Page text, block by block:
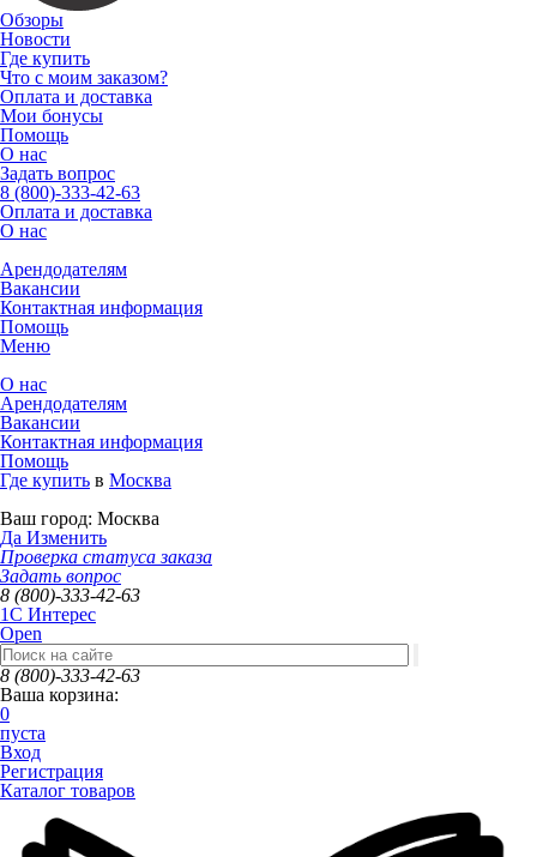
Обзоры
Новости
Где купить
Что с моим заказом?
Оплата и доставка
Мои бонусы
Помощь
О нас
Задать вопрос
8 (800)-333-42-63
Оплата и доставка
О нас
Арендодателям
Вакансии
Контактная информация
Помощь
Меню
О нас
Арендодателям
Вакансии
Контактная информация
Помощь
Где купить в Москва
Ваш город: Москва
Да Изменить
Проверка статуса заказа
Задать вопрос
8 (800)-333-42-63
1C Интерес
Open
8 (800)-333-42-63
Ваша корзина:
0
пуста
Вход
Регистрация
Каталог товаров